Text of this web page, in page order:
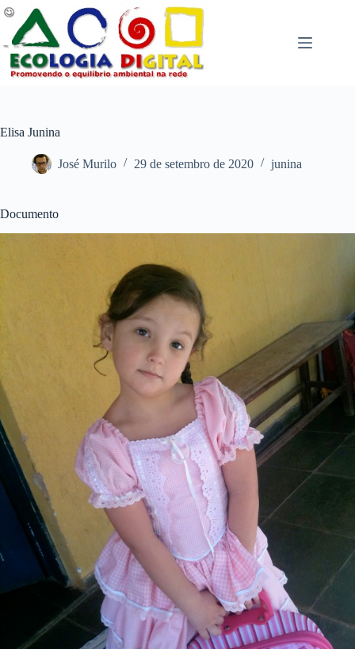
Pular
para
conteúdo
Elisa Junina
José Murilo 29 de setembro de 2020 junina
Documento